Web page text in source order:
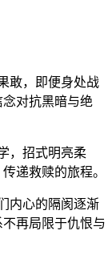
敢，即便身处战
对抗黑暗与绝
，招式明亮柔
递救赎的旅程。
内心的隔阂逐渐
再局限于仇恨与